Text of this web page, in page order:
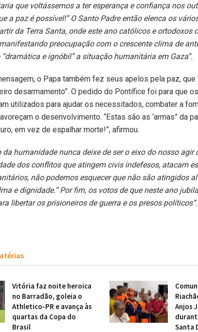
que voltássemos a ter esperança e confiança nos
a paz é possível!” O Santo Padre então elenca os
da Terra Santa, onde este ano católicos e ortodoxos
preocupação com o crescente clima de
e ignóbil” a situação humanitária em Gaza”.
o Papa também fez seus apelos pela paz, que
desarmamento”. O pedido do Pontífice foi para que
utilizados para ajudar os necessitados, combater a
o desenvolvimento. “Estas são as ‘armas” da
em vez de espalhar morte!”, afirmou.
da humanidade nunca deixe de ser o eixo do nosso agir
dos conflitos que atingem civis indefesos, atacam
não podemos esquecer que não são atingidos
e dignidade.” Por fim, os votos de que neste ano
libertar os prisioneiros de guerra e os presos políticos”.
Vitória faz noite heroica
no Barradão, goleia o
Athletico-PR e avança às
quartas da Copa do
Brasil
Anjos
Santa